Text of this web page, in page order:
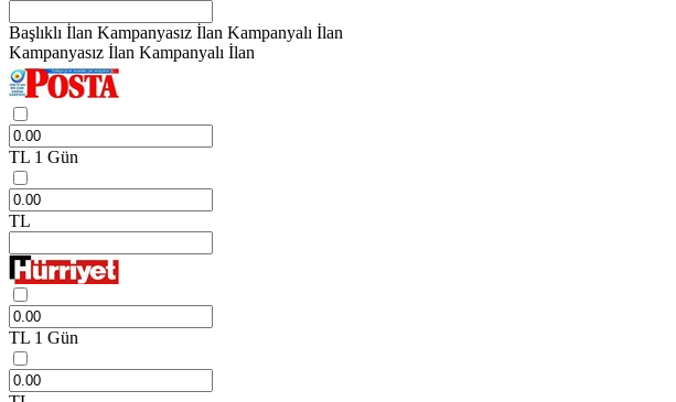
Başlıklı İlan Kampanyasız İlan Kampanyalı İlan
Kampanyasız İlan Kampanyalı İlan
TL 1 Gün
TL
TL 1 Gün